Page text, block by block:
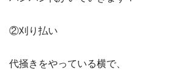
②刈り払い
代掻きをやっている横で、